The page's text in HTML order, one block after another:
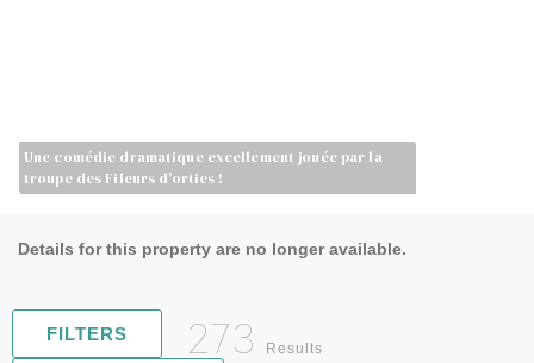
Une comédie dramatique excellement jouée par la
troupe des Fileurs d'orties !
Details for this property are no longer available.
FILTERS 273 Results